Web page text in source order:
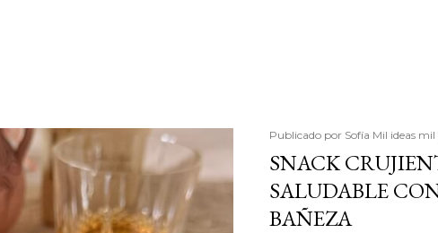
Publicado por Sofía Mil ideas
SNACK
SALUDABLE
BAÑEZA